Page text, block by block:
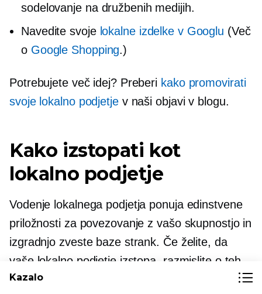
sodelovanje na družbenih medijih.
Navedite svoje lokalne izdelke v Googlu (Več
o Google Shopping.)
Potrebujete več idej? Preberi kako promovirati
svoje lokalno podjetjev naši objavi v blogu.
Kako izstopati kot
lokalno podjetje
Vodenje lokalnega podjetja ponuja edinstvene
priložnosti za povezovanje z vašo skupnostjo in
izgradnjo zveste baze strank. Če želite, da
vaše lokalno podjetje izstopa, razmislite o teh
strategijah:
Kazalo